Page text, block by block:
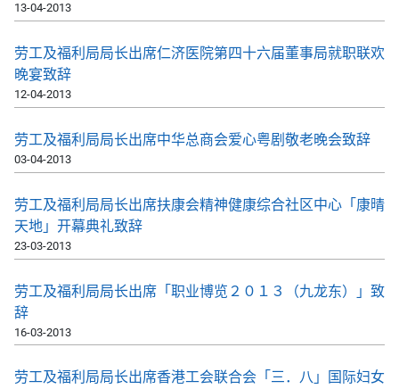
13-04-2013
劳工及福利局局长出席仁济医院第四十六届董事局就职联欢
晚宴致辞
12-04-2013
劳工及福利局局长出席中华总商会爱心粤剧敬老晚会致辞
03-04-2013
劳工及福利局局长出席扶康会精神健康综合社区中心「康晴
天地」开幕典礼致辞
23-03-2013
劳工及福利局局长出席「职业博览２０１３（九龙东）」致
辞
16-03-2013
劳工及福利局局长出席香港工会联合会「三．八」国际妇女